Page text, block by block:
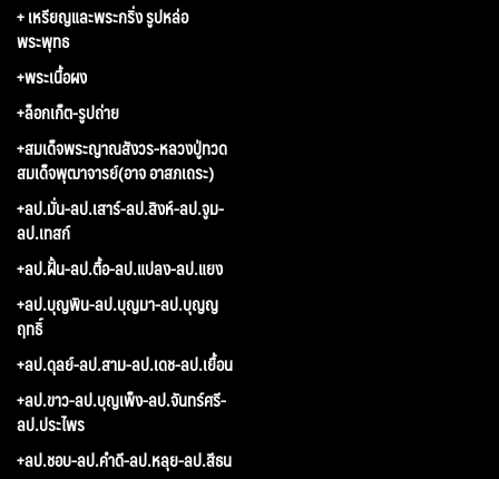
+ เหรียญและพระกริ่ง รูปหล่อ
พระพุทธ
+พระเนื้อผง
+ล็อกเก็ต-รูปถ่าย
+สมเด็จพระญาณสังวร-หลวงปู่ทวด
สมเด็จพุฒาจารย์(อาจ อาสภเถระ)
+ลป.มั่น-ลป.เสาร์-ลป.สิงห์-ลป.จูม-
ลป.เทสก์
+ลป.ฝั้น-ลป.ตื้อ-ลป.แปลง-ลป.แยง
+ลป.บุญพิน-ลป.บุญมา-ลป.บุญญ
ฤทธิ์
+ลป.ดุลย์-ลป.สาม-ลป.เดช-ลป.เยื้อน
+ลป.ขาว-ลป.บุญเพ็ง-ลป.จันทร์ศรี-
ลป.ประไพร
+ลป.ชอบ-ลป.คำดี-ลป.หลุย-ลป.สีธน